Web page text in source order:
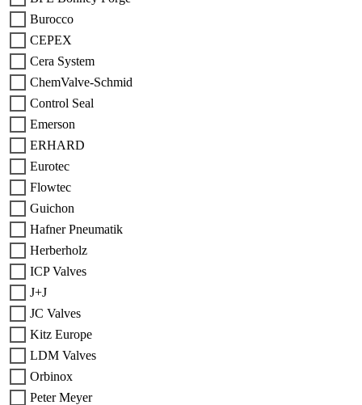
Burocco
CEPEX
Cera System
ChemValve-Schmid
Control Seal
Emerson
ERHARD
Eurotec
Flowtec
Guichon
Hafner Pneumatik
Herberholz
ICP Valves
J+J
JC Valves
Kitz Europe
LDM Valves
Orbinox
Peter Meyer